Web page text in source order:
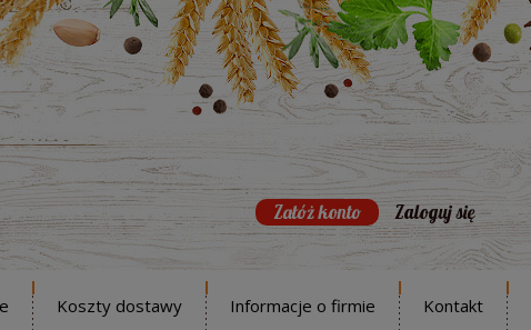
Załóż konto Zaloguj się
Koszty dostawy Informacje o firmie Kontakt